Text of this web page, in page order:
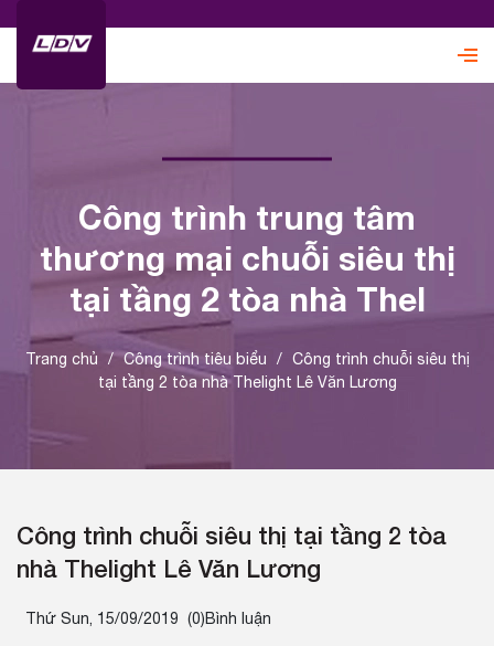
Công trình trung tâm
thương mại chuỗi siêu thị
tại tầng 2 tòa nhà Thel
Trang chủ / Công trình tiêu biểu / Công trình chuỗi siêu thị
tại tầng 2 tòa nhà Thelight Lê Văn Lương
Công trình chuỗi siêu thị tại tầng 2 tòa
nhà Thelight Lê Văn Lương
Thứ Sun, 15/09/2019 (0)Bình luận